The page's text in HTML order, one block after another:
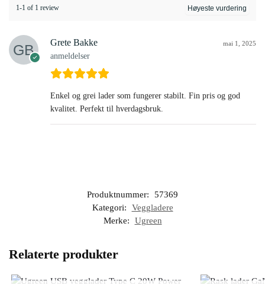
1-1 of 1 review
Grete Bakke
anmeldelser
mai 1, 2025
Enkel og grei lader som fungerer stabilt. Fin pris og god
kvalitet. Perfekt til hverdagsbruk.
Produktnummer:
57369
Kategori:
Veggladere
Merke:
Ugreen
Relaterte produkter